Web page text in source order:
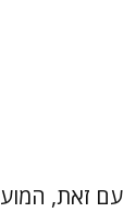
עם זאת,